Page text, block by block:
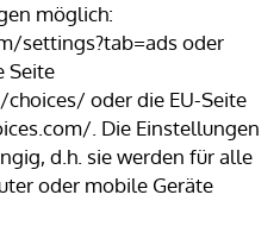
möglich:
settings?tab=ads oder
Seite
oder die EU-Seite
. Die Einstellungen
d.h. sie werden für alle
oder mobile Geräte